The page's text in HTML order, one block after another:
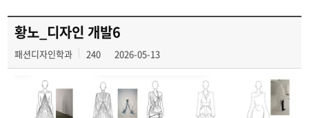
황노_디자인 개발6
패션디자인학과 240 2026-05-13